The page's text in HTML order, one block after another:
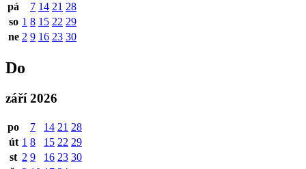
pá
7 14 21 28
so 1 8 15 22 29
ne 2 9 16 23 30
Do
září 2026
po 7 14 21 28
út 1 8 15 22 29
st 2 9 16 23 30